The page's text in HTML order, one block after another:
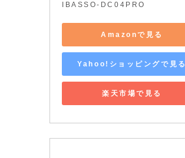
IBASSO-DC04PRO
Amazonで見る
Yahoo!ショッピングで見る
楽天市場で見る